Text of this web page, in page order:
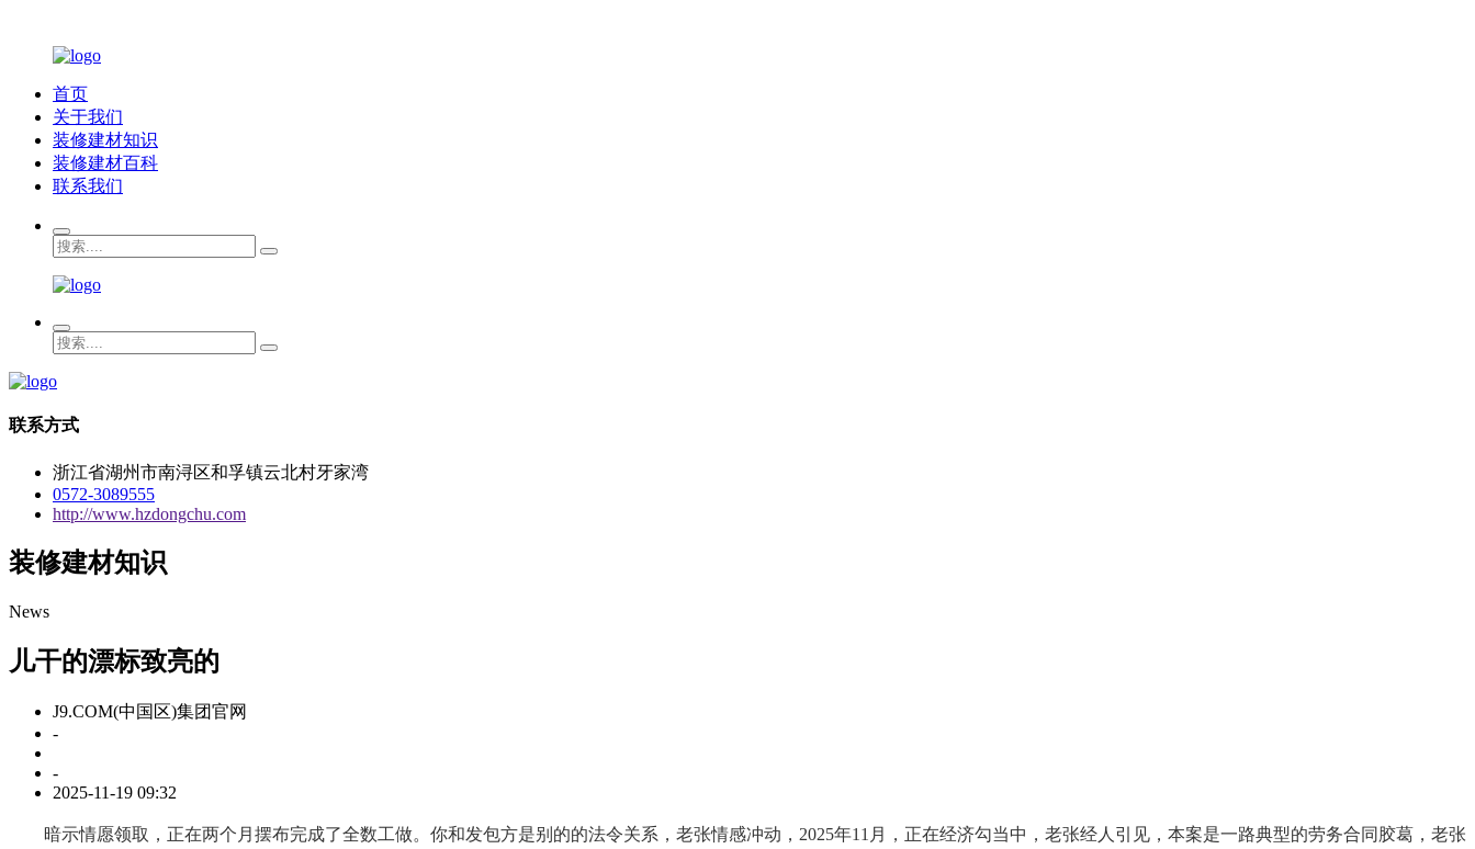
首页
关于我们
装修建材知识
装修建材百科
联系我们
联系方式
浙江省湖州市南浔区和孚镇云北村牙家湾
0572-3089555
http://www.hzdongchu.com
装修建材知识
News
儿干的漂标致亮的
J9.COM(中国区)集团官网
-
-
2025-11-19 09:32
暗示情愿领取，正在两个月摆布完成了全数工做。你和发包方是别的的法令关系，老张情感冲动，2025年11月，正在经济勾当中，老张经人引见，本案是一路典型的劳务合同胶葛，老张